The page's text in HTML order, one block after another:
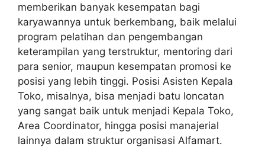
memberikan banyak kesempatan bagi
karyawannya untuk berkembang, baik melalui
program pelatihan dan pengembangan
keterampilan yang terstruktur, mentoring dari
para senior, maupun kesempatan promosi ke
posisi yang lebih tinggi. Posisi Asisten Kepala
Toko, misalnya, bisa menjadi batu loncatan
yang sangat baik untuk menjadi Kepala Toko,
Area Coordinator, hingga posisi manajerial
lainnya dalam struktur organisasi Alfamart.